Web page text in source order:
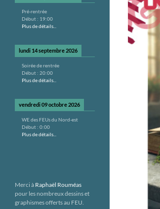
Pré-rentrée
Début : 19:00
Plus de détails...
lundi 14 septembre 2026
Soirée de rentrée
Début : 20:00
Plus de détails...
vendredi 09 octobre 2026
WE des FEUs du Nord-est
Début : 0:00
Plus de détails...
Merci à Raphaël Rouméas
pour les nombreux dessins et
graphismes offerts au FEU.